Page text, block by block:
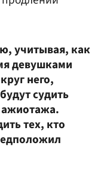
учитывая, как
девушками
него,
судить
тех, кто